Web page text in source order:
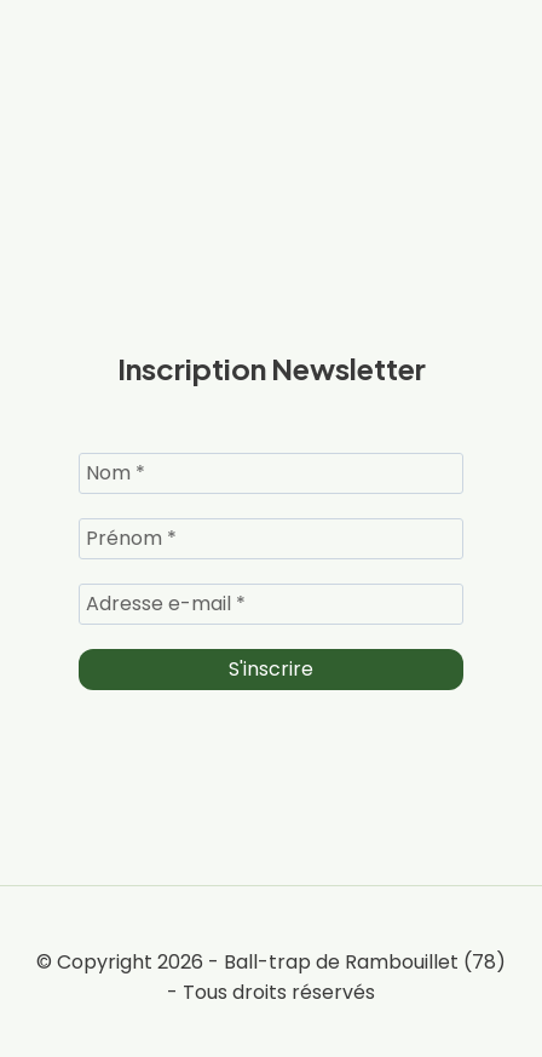
Inscription Newsletter
© Copyright 2026 - Ball-trap de Rambouillet (78)
- Tous droits réservés